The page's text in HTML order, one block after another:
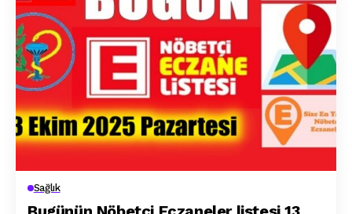
Sağlık